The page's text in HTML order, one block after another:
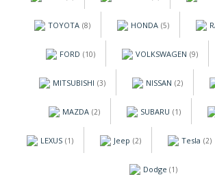
TOYOTA (8) HONDA (5)
FORD (10) VOLKSWAGEN (9)
MITSUBISHI (3) NISSAN (2)
MAZDA (2) SUBARU (1)
LEXUS (1) Jeep (2) Tesla (2)
Dodge (1)